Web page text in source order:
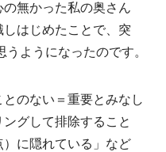
無かった私の奥さん
はじめたことで、突
ようになったのです。
のない＝重要とみなし
グして排除すること
に隠れている」など